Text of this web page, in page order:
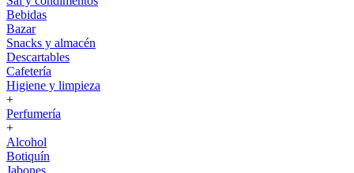
Bebidas
Bazar
Snacks y almacén
Descartables
Cafetería
Higiene y limpieza
+
Perfumería
+
Alcohol
Botiquín
Jabones